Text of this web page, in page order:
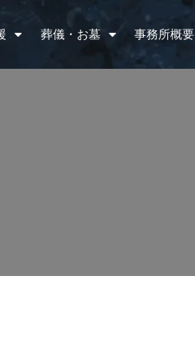
葬儀・お墓 事務所概要